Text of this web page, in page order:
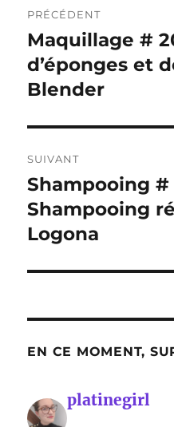
de
l’article
PRÉCÉDENT
Publication
précédente :
Maquillage #
d’éponges et
Blender
SUIVANT
Publication
suivante :
Shampooing #
Shampooing
Logona
EN CE MOMENT,
platinegirl